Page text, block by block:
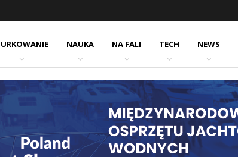
NAUKA NA FALI TECH NEWS